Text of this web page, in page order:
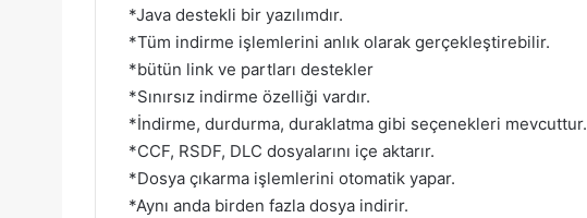
*Java destekli bir yazılımdır.
*Tüm indirme işlemlerini anlık olarak gerçekleştirebilir.
*bütün link ve partları destekler
*Sınırsız indirme özelliği vardır.
*İndirme, durdurma, duraklatma gibi seçenekleri mevcuttur.
*CCF, RSDF, DLC dosyalarını içe aktarır.
*Dosya çıkarma işlemlerini otomatik yapar.
*Aynı anda birden fazla dosya indirir.